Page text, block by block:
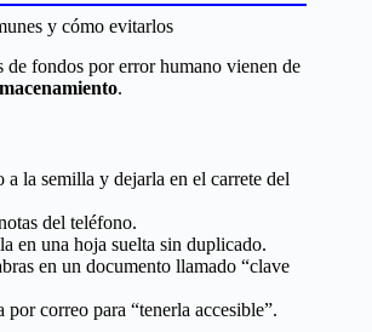
y cómo evitarlos
de fondos por error humano vienen de
.
a la semilla y dejarla en el carrete del
del teléfono.
en una hoja suelta sin duplicado.
en un documento llamado “clave
correo para “tenerla accesible”.